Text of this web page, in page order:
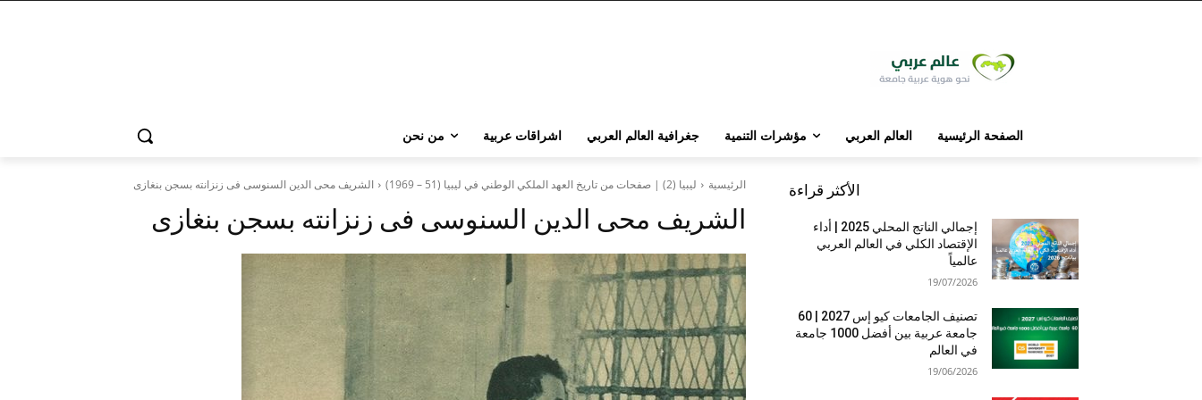
الصفحة الرئيسية العالم العربي مؤشرات التنمية جغرافية العالم العربي اشراقات عربية من نحن
الرئيسية ليبيا (2) | صفحات من تاريخ العهد الملكي الوطني في ليبيا (51 – 1969) الشريف محى الدين السنوسى فى زنزانته بسجن بنغازى
الشريف محى الدين السنوسى فى زنزانته بسجن بنغازى
الأكثر قراءة
إجمالي الناتج المحلي 2025 | أداء
الإقتصاد الكلي في العالم العربي
عالمياً
19/07/2026
تصنيف الجامعات كيو إس 2027 | 60
جامعة عربية بين أفضل 1000 جامعة
في العالم
19/06/2026